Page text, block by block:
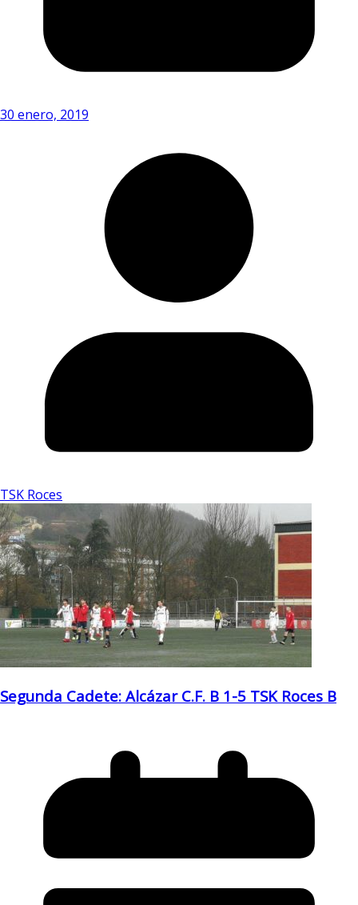
30 enero, 2019
TSK Roces
Segunda Cadete: Alcázar C.F. B 1-5 TSK Roces B